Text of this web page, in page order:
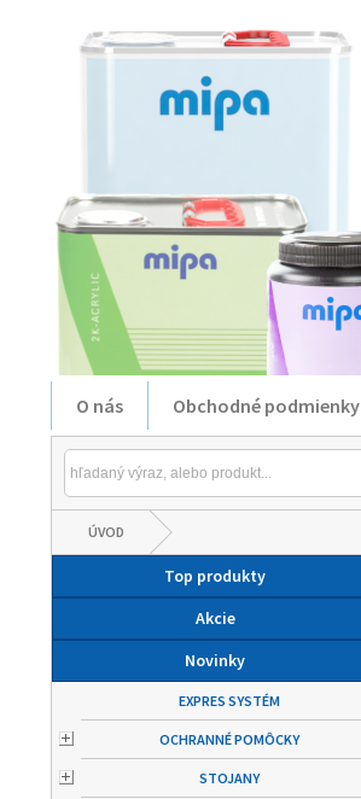
O nás Obchodné podmienky
ÚVOD
Top produkty
Akcie
Novinky
EXPRES SYSTÉM
OCHRANNÉ POMÔCKY
STOJANY